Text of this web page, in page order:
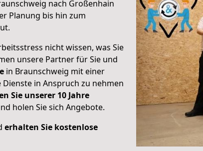
nach Großenhain
Planung bis hin zum
nicht wissen, was Sie
unsere Partner für Sie und
in Braunschweig mit einer
Dienste in Anspruch zu nehmen
Sie unserer 10 Jahre
holen Sie sich Angebote.
erhalten Sie kostenlose